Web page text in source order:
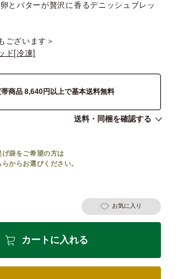
とバターが贅沢に香るデニッシュブレッ
ございます＞
ド[冷凍]
帯商品 8,640円以上で基本送料無料
送料・同梱を確認する
げ袋をご希望の方は
らからお選びください。
お気に入り
カートに入れる